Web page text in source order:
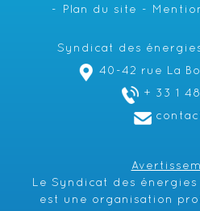
Plan du site
Syndicat des
40-42 rue La
+ 33 1
Le Syndicat des énergies
est une organisation